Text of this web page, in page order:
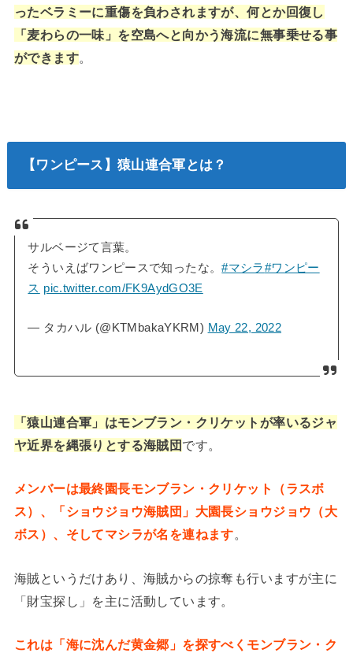
ったベラミーに重傷を負わされますが、何とか回復し
「麦わらの一味」を空島へと向かう海流に無事乗せる事
ができます。
【ワンピース】猿山連合軍とは？
サルベージて言葉。
そういえばワンピースで知ったな。#マシラ#ワンピー
ス pic.twitter.com/FK9AydGO3E
— タカハル (@KTMbakaYKRM) May 22, 2022
「猿山連合軍」はモンブラン・クリケットが率いるジャ
ヤ近界を縄張りとする海賊団 です。
メンバーは最終園長モンブラン・クリケット（ラスボ
ス）、「ショウジョウ海賊団」大園長ショウジョウ（大
ボス）、そしてマシラが名を連ねます。
海賊というだけあり、海賊からの掠奪も行いますが主に
「財宝探し」を主に活動しています。
これは「海に沈んだ黄金郷」を探すべくモンブラン・ク